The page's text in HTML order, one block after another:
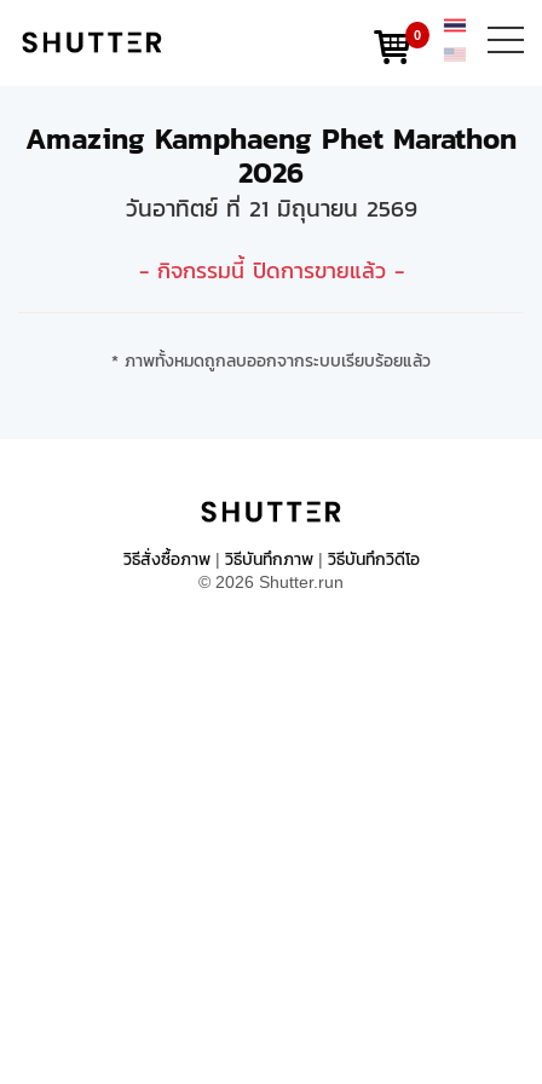
0
Amazing Kamphaeng Phet Marathon
2026
วันอาทิตย์ ที่ 21 มิถุนายน 2569
- กิจกรรมนี้ ปิดการขายแล้ว -
* ภาพทั้งหมดถูกลบออกจากระบบเรียบร้อยแล้ว
วิธีสั่งซื้อภาพ| วิธีบันทึกภาพ| วิธีบันทึกวิดีโอ
© 2026 Shutter.run